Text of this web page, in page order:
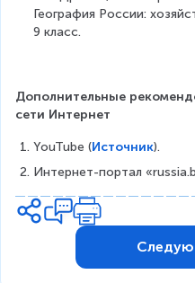
География России:
9 класс.
Дополнительные
сети Интернет
YouTube (Источник).
Интернет-портал